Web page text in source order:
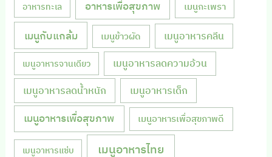
อาหารทะเล อาหารเพื่อสุขภาพ เมนูกะเพรา
เมนูกับแกล้ม เมนูข้าวผัด เมนูอาหารคลีน
เมนูอาหารจานเดียว เมนูอาหารลดความอ้วน
เมนูอาหารลดน้ำหนัก เมนูอาหารเด็ก
เมนูอาหารเพื่อสุขภาพ เมนูอาหารเพื่อสุขภาพดี
เมนูอาหารแซ่บ เมนูอาหารไทย